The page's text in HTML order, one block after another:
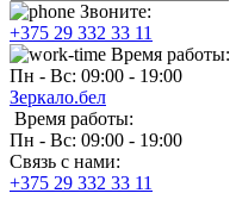
Звоните:
+375 29 332 33 11
Время работы:
Пн - Вс: 09:00 - 19:00
Зеркало.бел
Время работы:
Пн - Вс: 09:00 - 19:00
Связь с нами:
+375 29 332 33 11